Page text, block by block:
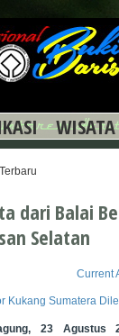
dari Balai
Selatan
Current
Kukang Sumatera
23 Agustus